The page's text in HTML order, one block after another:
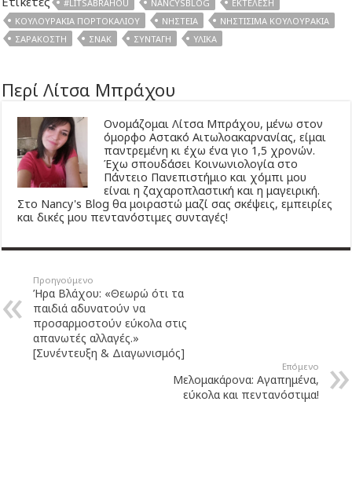
#LITSABRAHOU NANCYSBLOG
ΕΚΤΈΛΕΣΗ
ΚΟΥΛΟΥΡΆΚΙΑ ΠΟΡΤΟΚΑΛΙΟΎ
ΝΗΣΤΕΊΑ
ΝΗΣΤΊΣΙΜΑ ΚΟΥΛΟΥΡΆΚΙΑ
ΣΑΡΑΚΟΣΤΉ
ΣΝΑΚ ΣΥΝΤΑΓΉ ΥΛΙΚΆ
Περί Λίτσα Μπράχου
Ονομάζομαι Λίτσα Μπράχου, μένω στον
όμορφο Αστακό Αιτωλοακαρνανίας, είμαι
παντρεμένη κι έχω ένα γιο 1,5 χρονών.
Έχω σπουδάσει Κοινωνιολογία στο
Πάντειο Πανεπιστήμιο και χόμπι μου
είναι η ζαχαροπλαστική και η μαγειρική.
Στο Nancy's Blog θα μοιραστώ μαζί σας σκέψεις, εμπειρίες
και δικές μου πεντανόστιμες συνταγές!
Προηγούμενο
Ήρα Βλάχου: «Θεωρώ ότι τα
παιδιά αδυνατούν να
προσαρμοστούν εύκολα στις
απανωτές αλλαγές.»
[Συνέντευξη & Διαγωνισμός]
Επόμενο
Μελομακάρονα: Αγαπημένα,
εύκολα και πεντανόστιμα!